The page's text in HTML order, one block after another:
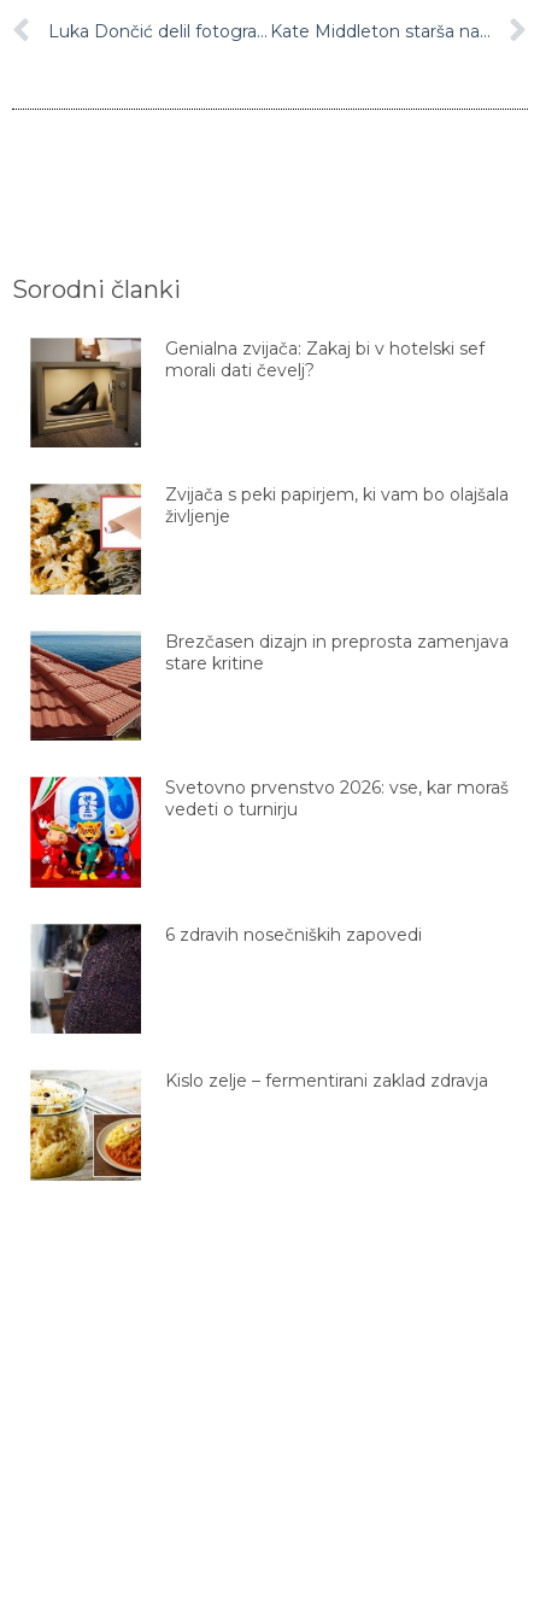
Luka Dončić delil fotografijo z Goranom Dragičem, oboževalci norijo: “Kaj je z vajino frizuro!?” Kate Middleton starša našla na tleh v družinski kopalnici
Sorodni članki
Genialna zvijača: Zakaj bi v hotelski sef
morali dati čevelj?
Zvijača s peki papirjem, ki vam bo olajšala
življenje
Brezčasen dizajn in preprosta zamenjava
stare kritine
Svetovno prvenstvo 2026: vse, kar moraš
vedeti o turnirju
6 zdravih nosečniških zapovedi
Kislo zelje – fermentirani zaklad zdravja